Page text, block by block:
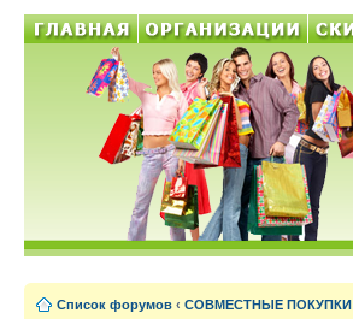
Список форумов ‹ СОВМЕСТНЫЕ ПОКУПКИ